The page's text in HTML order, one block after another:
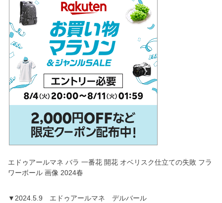
エドゥアールマネ バラ 一番花 開花 オベリスク仕立ての失敗 フラ
ワーボール 画像 2024春
▼2024.5.9 エドゥアールマネ デルバール